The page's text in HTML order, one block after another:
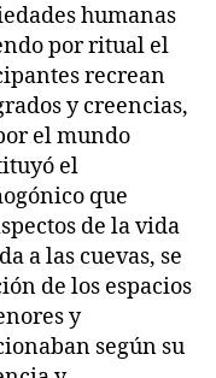
humanas
por ritual el
recrean
y creencias,
el mundo
el
que
de la vida
a las cuevas, se
de los espacios
y
según su